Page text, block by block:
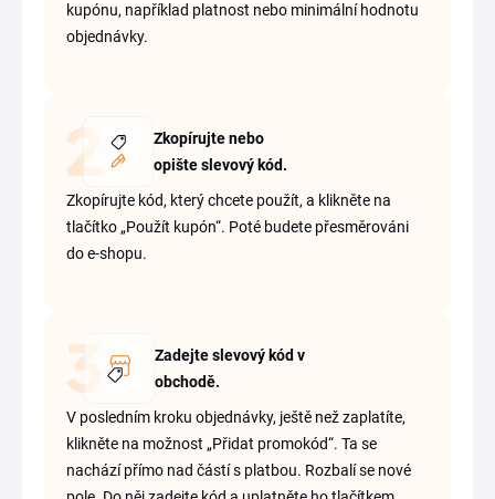
kupónu, například platnost nebo minimální hodnotu
objednávky.
Zkopírujte nebo
opište slevový kód.
Zkopírujte kód, který chcete použít, a klikněte na
tlačítko „Použít kupón“. Poté budete přesměrováni
do e-shopu.
Zadejte slevový kód v
obchodě.
V posledním kroku objednávky, ještě než zaplatíte,
klikněte na možnost „Přidat promokód“. Ta se
nachází přímo nad částí s platbou. Rozbalí se nové